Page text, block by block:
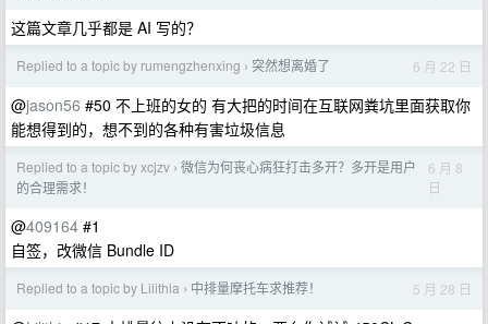
这篇文章几乎都是 AI 写的？
Replied to a topic by rumengzhenxing › 突然想离婚了 6 月 22 日
@jason56 #50 不上班的女的 有大把的时间在互联网粪坑里面获取你
能想得到的，想不到的各种有害垃圾信息
Replied to a topic by xcjzv › 微信为何丧心病狂打击多开？多开是用户
的合理需求！
6 月 8
日
@409164 #1
自签，改微信 Bundle ID
Replied to a topic by Lilithia › 中排量摩托车求推荐！ 5 月 28 日